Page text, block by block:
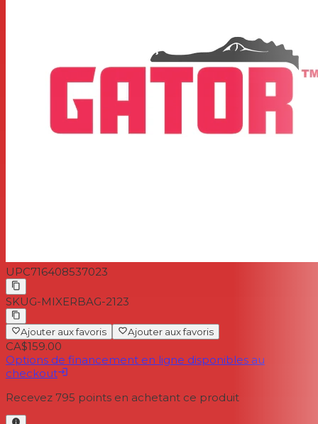
UPC716408537023
SKUG-MIXERBAG-2123
Ajouter aux favoris Ajouter aux favoris
CA$159.00
Options de financement en ligne disponibles au
checkout
Recevez 795 points en achetant ce produit